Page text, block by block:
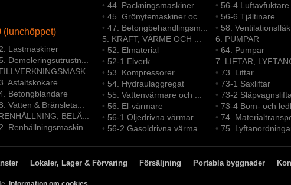
(lunchöppet)
Lastmaskiner
Demoleringsutrustn...
Asfaltskokare
Betongblandare
Vatten & Bränsleta...
BELÄ...
Renhållningsmaskin...
• 44. Packningsmaskiner
• 45. Grönytemaskiner oc...
• 47. Betongbehandlingsm...
5. KRAFT, VÄRME OCH ...
• 52. Elmaterial
• 52-1 Elverk
• 53. Kompressorer
• 54. Hydraulaggregat
• 55. Vattenvärmare och ...
• 56. El-värmare
• 56-1 Oljedrivna värmar...
• 56-2 Gasoldrivna värma...
• 56-4 Luftavfuktare
• 56-6 Tjältinare
• 58.
6. PUMPAR
• 64. Pumpar
7. LIFTAR,
• 73. Liftar
• 73-1 Saxliftar
• 73-2
• 73-4 Bom- och
• 74.
• 75.
Lokaler, Lager & Förvaring Försäljning Portabla byggnader